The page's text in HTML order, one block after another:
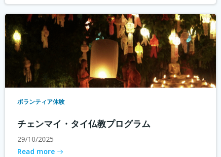
ボランティア体験
チェンマイ・タイ仏教プログラム
29/10/2025
Read more